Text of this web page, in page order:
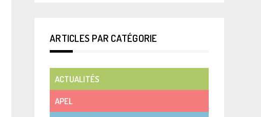
ARTICLES PAR CATÉGORIE
ACTUALITÉS
APEL